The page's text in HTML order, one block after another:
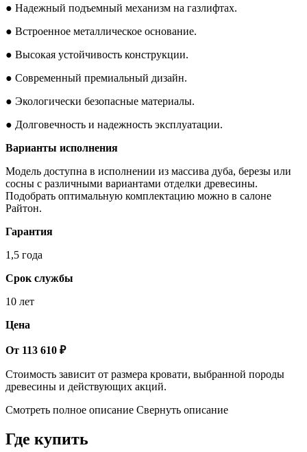
● Надежный подъемный механизм на газлифтах.
● Встроенное металлическое основание.
● Высокая устойчивость конструкции.
● Современный премиальный дизайн.
● Экологически безопасные материалы.
● Долговечность и надежность эксплуатации.
Варианты исполнения
Модель доступна в исполнении из массива дуба, березы или
сосны с различными вариантами отделки древесины.
Подобрать оптимальную комплектацию можно в салоне
Райтон.
Гарантия
1,5 года
Срок службы
10 лет
Цена
От 113 610 ₽
Стоимость зависит от размера кровати, выбранной породы
древесины и действующих акций.
Смотреть полное описание Свернуть описание
Где купить